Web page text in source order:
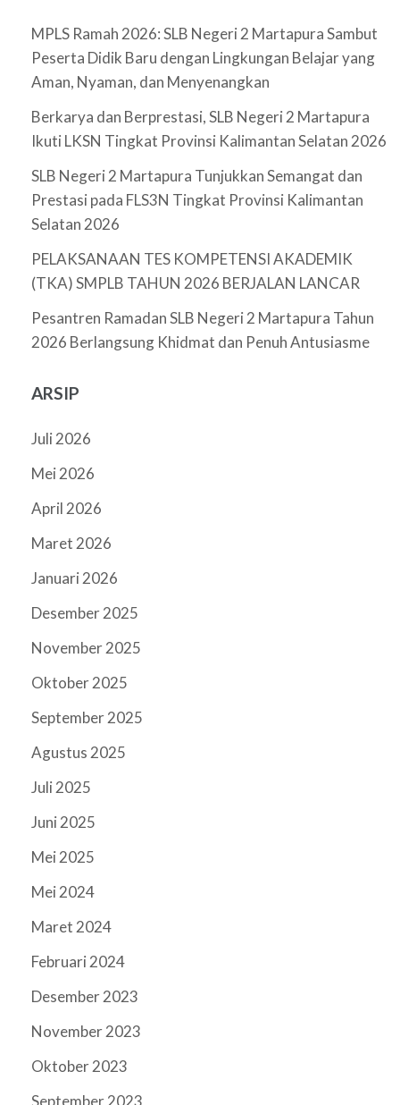
MPLS Ramah 2026: SLB Negeri 2 Martapura Sambut
Peserta Didik Baru dengan Lingkungan Belajar yang
Aman, Nyaman, dan Menyenangkan
Berkarya dan Berprestasi, SLB Negeri 2 Martapura
Ikuti LKSN Tingkat Provinsi Kalimantan Selatan 2026
SLB Negeri 2 Martapura Tunjukkan Semangat dan
Prestasi pada FLS3N Tingkat Provinsi Kalimantan
Selatan 2026
PELAKSANAAN TES KOMPETENSI AKADEMIK
(TKA) SMPLB TAHUN 2026 BERJALAN LANCAR
Pesantren Ramadan SLB Negeri 2 Martapura Tahun
2026 Berlangsung Khidmat dan Penuh Antusiasme
ARSIP
Juli 2026
Mei 2026
April 2026
Maret 2026
Januari 2026
Desember 2025
November 2025
Oktober 2025
September 2025
Agustus 2025
Juli 2025
Juni 2025
Mei 2025
Mei 2024
Maret 2024
Februari 2024
Desember 2023
November 2023
Oktober 2023
September 2023